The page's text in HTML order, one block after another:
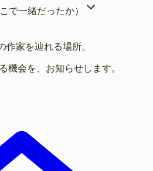
で一緒だったか）
作家を辿れる場所。
機会を、お知らせします。